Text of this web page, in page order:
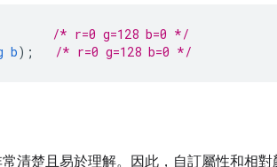
/* r=0 g=128 b=0 */
b); /* r=0 g=128 b=0 */
清楚且易於理解。因此，自訂屬性和相